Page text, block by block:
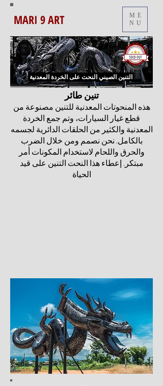
MARI 9 ART
ME
NU
التنين الصيني
تنين طائر
هذه المنحوتات المعدنية للتنين مصنوعة من
قطع غيار السيارات، وتم جمع الخردة
المعدنية والكثير من الحلقات الدائرية لجسمه
بالكامل. نحن نصمم ومن خلال الضرب
والحرق واللحام لاستخدام المكونات أمر
مبتكر. إعطاء هذا النحت التنين على قيد
الحياة